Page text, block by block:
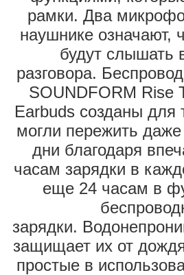
рамки. Два
наушнике означают,
будут слышать
разговора.
SOUNDFORM Rise
Earbuds созданы для
могли пережить
дни благодаря
часам зарядки в
еще 24 часам в
зарядки.
защищает их от
простые в